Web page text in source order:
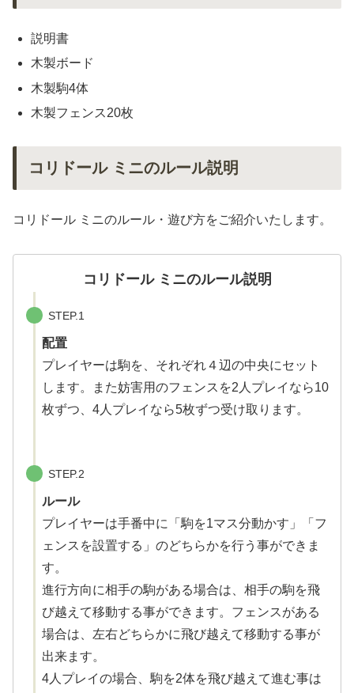
説明書
木製ボード
木製駒4体
木製フェンス20枚
コリドール ミニのルール説明
コリドール ミニのルール・遊び方をご紹介いたします。
コリドール ミニのルール説明
STEP.1
配置
プレイヤーは駒を、それぞれ４辺の中央にセット
します。また妨害用のフェンスを2人プレイなら10
枚ずつ、4人プレイなら5枚ずつ受け取ります。
STEP.2
ルール
プレイヤーは手番中に「駒を1マス分動かす」「フ
ェンスを設置する」のどちらかを行う事ができま
す。
進行方向に相手の駒がある場合は、相手の駒を飛
び越えて移動する事ができます。フェンスがある
場合は、左右どちらかに飛び越えて移動する事が
出来ます。
4人プレイの場合、駒を2体を飛び越えて進む事は